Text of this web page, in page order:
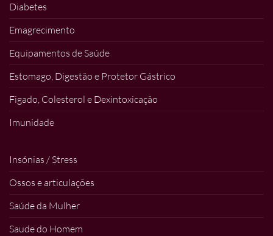
Diabetes
Emagrecimento
Equipamentos de Saúde
Estomago, Digestão e Protetor Gástrico
Figado, Colesterol e Dexintoxicação
Imunidade
Insónias / Stress
Ossos e articulações
Saúde da Mulher
Saude do Homem